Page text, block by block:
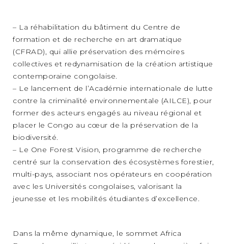
– La réhabilitation du bâtiment du Centre de
formation et de recherche en art dramatique
(CFRAD), qui allie préservation des mémoires
collectives et redynamisation de la création artistique
contemporaine congolaise.
– Le lancement de l’Académie internationale de lutte
contre la criminalité environnementale (AILCE), pour
former des acteurs engagés au niveau régional et
placer le Congo au cœur de la préservation de la
biodiversité.
– Le One Forest Vision, programme de recherche
centré sur la conservation des écosystèmes forestier,
multi-pays, associant nos opérateurs en coopération
avec les Universités congolaises, valorisant la
jeunesse et les mobilités étudiantes d’excellence.
Dans la même dynamique, le sommet Africa